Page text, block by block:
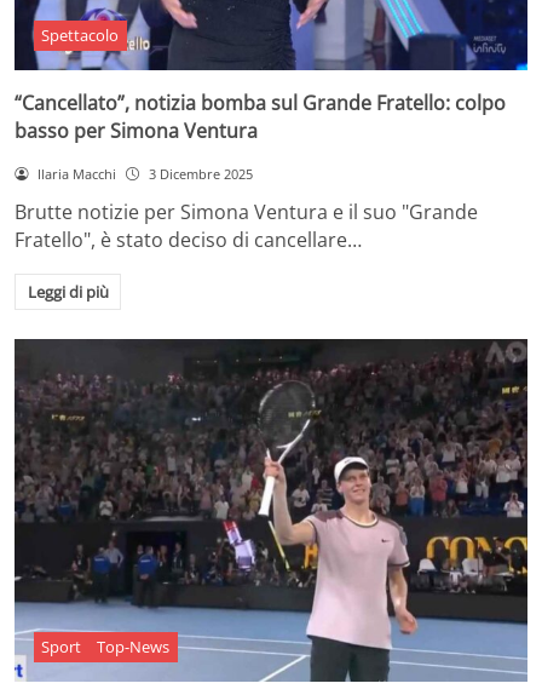
Spettacolo
“Cancellato”, notizia bomba sul Grande Fratello: colpo
basso per Simona Ventura
Ilaria Macchi 3 Dicembre 2025
Brutte notizie per Simona Ventura e il suo "Grande
Fratello", è stato deciso di cancellare…
Leggi di più
Sport Top-News